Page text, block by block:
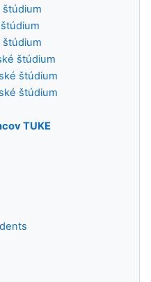
štúdium
štúdium
štúdium
štúdium
štúdium
TUKE